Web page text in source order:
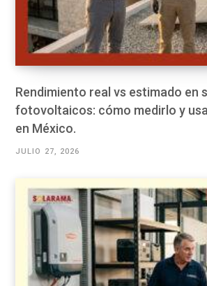
Rendimiento real vs estimado en
fotovoltaicos: cómo medirlo y
en México.
JULIO 27, 2026